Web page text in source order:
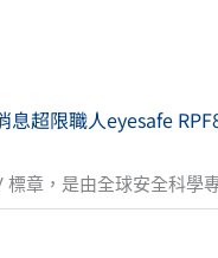
息超限職人eyesafe
標章，是由全球安全科學